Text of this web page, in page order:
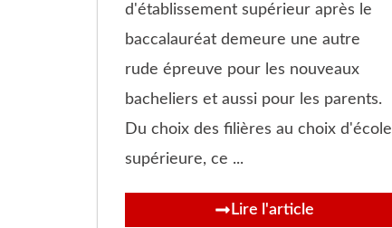
d'établissement supérieur après le
baccalauréat demeure une autre
rude épreuve pour les nouveaux
bacheliers et aussi pour les parents.
Du choix des filières au choix d'école
supérieure, ce ...
Lire l'article